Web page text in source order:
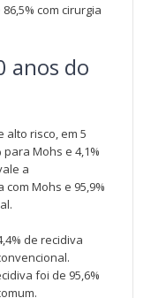
com cirurgia
anos do
alto risco, em 5
Mohs e 4,1%
a
Mohs e 95,9%
de recidiva
foi de 95,6%